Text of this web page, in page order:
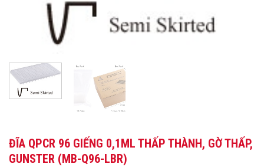
ĐĨA QPCR 96 GIẾNG 0,1ML THẤP THÀNH, GỜ THẤP,
GUNSTER (MB-Q96-LBR)